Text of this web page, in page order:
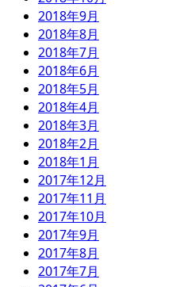
2018年9月
2018年8月
2018年7月
2018年6月
2018年5月
2018年4月
2018年3月
2018年2月
2018年1月
2017年12月
2017年11月
2017年10月
2017年9月
2017年8月
2017年7月